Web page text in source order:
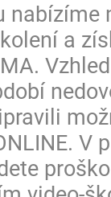
nabízíme
a
V